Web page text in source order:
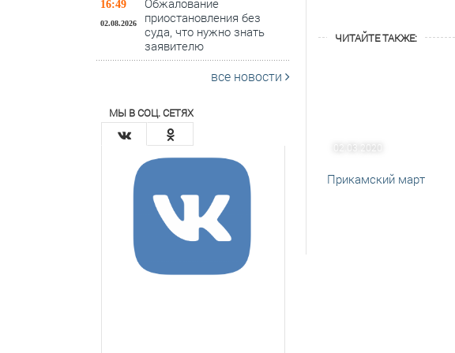
16:49
02.08.2026
Обжалование
приостановления без
суда, что нужно знать
заявителю
все новости
МЫ В СОЦ. СЕТЯХ
ЧИТАЙТЕ ТАКЖЕ:
02.03.2020
Прикамский март